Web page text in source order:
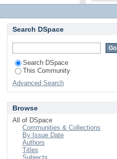
Search DSpace
Search DSpace
This Community
Advanced Search
Browse
All of DSpace
Communities & Collections
By Issue Date
Authors
Titles
Subjects